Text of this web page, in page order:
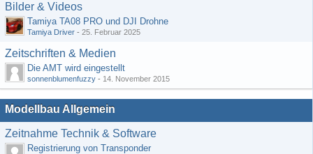
Bilder & Videos
Tamiya TA08 PRO und DJI Drohne
Tamiya Driver - 25. Februar 2025
Zeitschriften & Medien
Die AMT wird eingestellt
sonnenblumenfuzzy - 14. November 2015
Modellbau Allgemein
Zeitnahme Technik & Software
Registrierung von Transponder